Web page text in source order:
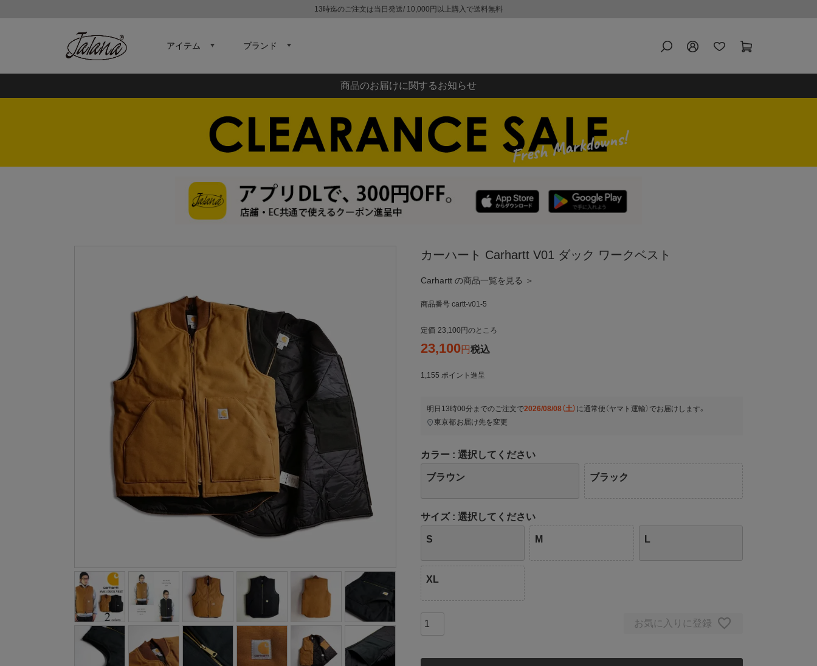
13時迄のご注文は当日発送/ 10,000円以上購入で送料無料
アイテム ブランド
商品のお届けに関するお知らせ
カーハート Carhartt V01 ダック ワークベスト
Carhartt の商品一覧を見る ＞
商品番号 cartt-v01-5
定価 23,100 のところ
23,100 税込
1,155 ポイント進呈
明日 13時00分 までのご注文で2026/08/08（土） に通常便（ヤマト運輸） でお届けします。
東京都お届け先を変更
カラー 選択してください
ブラウン ブラック
サイズ 選択してください
S M L
XL
お気に入りに登録